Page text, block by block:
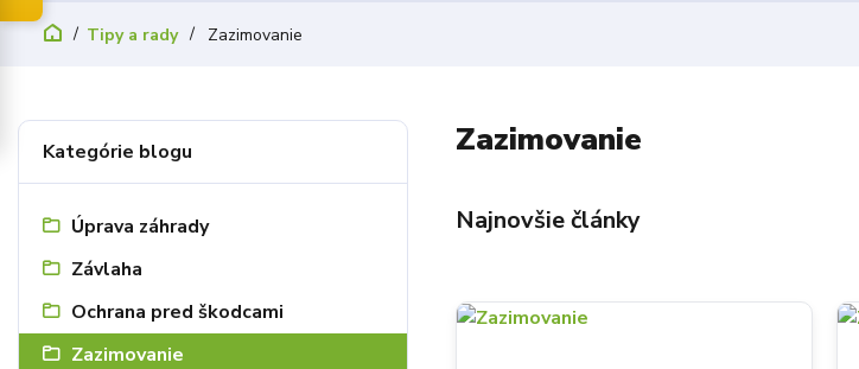
Tipy a rady Zazimovanie
Kategórie blogu
Úprava záhrady
Závlaha
Ochrana pred škodcami
Zazimovanie
Zazimovanie
Najnovšie články